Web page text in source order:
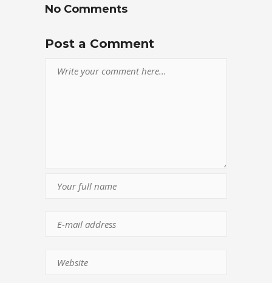
No Comments
Post a Comment